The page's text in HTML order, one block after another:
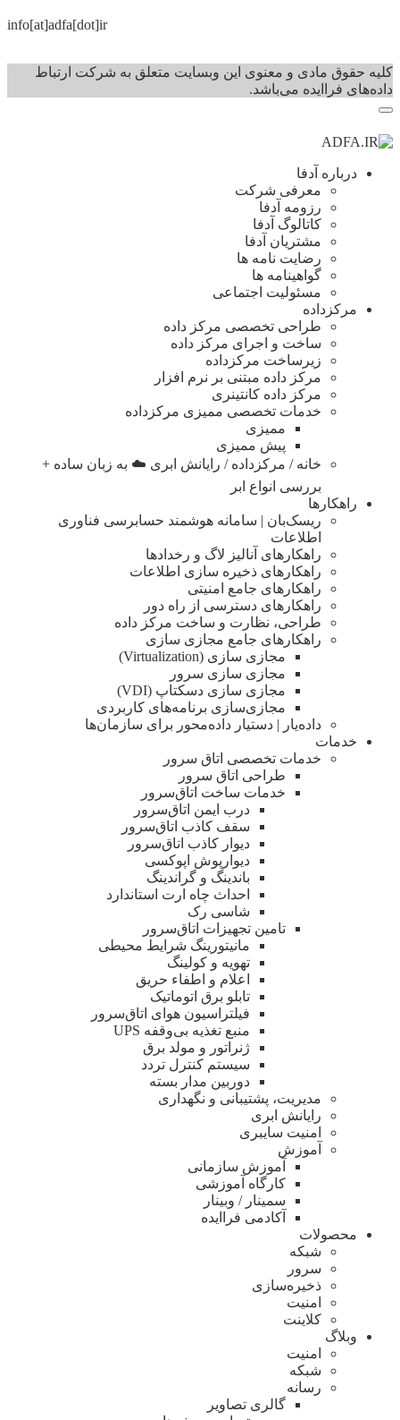
info[at]adfa[dot]ir
کلیه حقوق مادی و معنوی این وبسایت متعلق به شرکت ارتباط
داده‌های فرا‌ایده می‌باشد.
درباره آدفا
معرفی شرکت
رزومه آدفا
کاتالوگ آدفا
مشتریان آدفا
رضایت نامه ها
گواهینامه ها
مسئولیت اجتماعی
مرکزداده
طراحی تخصصی مرکز داده
ساخت و اجرای مرکز داده
زیرساخت مرکزداده
مرکز داده مبتنی بر نرم افزار
مرکز داده کانتینری
خدمات تخصصی ممیزی مرکزداده
ممیزی
پیش ممیزی
خانه / مرکزداده / رایانش ابری ☁️ به زبان ساده +
بررسی انواع ابر
راهکارها
ریسک‌بان | سامانه هوشمند حسابرسی فناوری
اطلاعات
راهکارهای آنالیز لاگ و رخدادها
راهکارهای ذخیره سازی اطلاعات
راهکارهای جامع امنیتی
راهکارهای دسترسی از راه دور
طراحی، نظارت و ساخت مرکز داده
راهکارهای جامع مجازی سازی
مجازی سازی (Virtualization)
مجازی‌ سازی سرور
مجازی‌ سازی دسکتاپ (VDI)
مجازی‌سازی برنامه‌های کاربردی
داده‌یار | دستیار داده‌محور برای سازمان‌ها
خدمات
خدمات تخصصی اتاق سرور
طراحی اتاق‌ سرور
خدمات ساخت اتاق‌سرور
درب ایمن اتاق‌سرور
سقف کاذب اتاق‌سرور
دیوار کاذب اتاق‌سرور
دیوار‌پوش اپوکسی
باندینگ و گراندینگ
احداث چاه ارت استاندارد
شاسی رک
تامین تجهیزات اتاق‌سرور
مانیتورینگ شرایط محیطی
تهویه و کولینگ
اعلام و اطفاء حریق
تابلو برق اتوماتیک
فیلتراسیون هوای اتاق‌سرور
منبع تغذیه بی‌وقفه ‌UPS
ژنراتور و مولد برق
سیستم کنترل تردد
دوربین مدار بسته
مدیریت، پشتیبانی و نگهداری
رایانش ابری
امنیت سایبری
آموزش
آموزش سازمانی
کارگاه آموزشی
سمینار / وبینار
آکادمی فراایده
محصولات
شبکه
سرور
ذخیره‌سازی
امنیت
کلاینت
وبلاگ
امنیت
شبکه
رسانه
گالری تصاویر